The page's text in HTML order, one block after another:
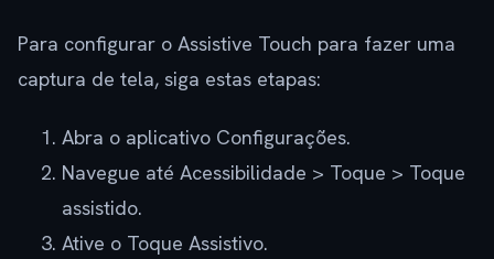
Para configurar o Assistive Touch para fazer uma
captura de tela, siga estas etapas:
Abra o aplicativo Configurações.
Navegue até Acessibilidade > Toque > Toque
assistido.
Ative o Toque Assistivo.